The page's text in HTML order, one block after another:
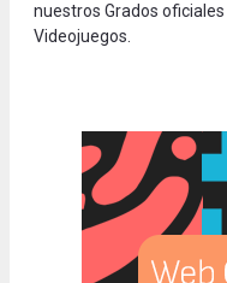
nuestros Grados
Videojuegos.